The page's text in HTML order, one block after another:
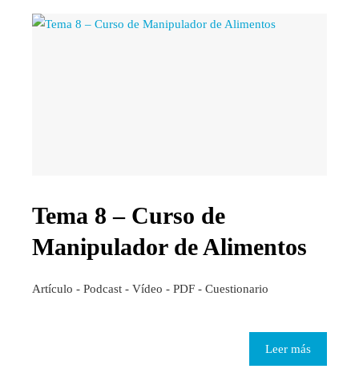
Tema 8 – Curso de
Manipulador de Alimentos
Artículo - Podcast - Vídeo - PDF - Cuestionario
Leer más